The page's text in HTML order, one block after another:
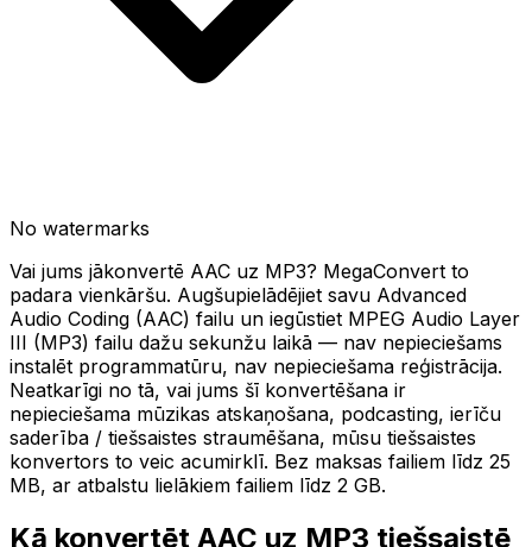
No watermarks
Vai jums jākonvertē AAC uz MP3? MegaConvert to
padara vienkāršu. Augšupielādējiet savu Advanced
Audio Coding (AAC) failu un iegūstiet MPEG Audio Layer
III (MP3) failu dažu sekunžu laikā — nav nepieciešams
instalēt programmatūru, nav nepieciešama reģistrācija.
Neatkarīgi no tā, vai jums šī konvertēšana ir
nepieciešama mūzikas atskaņošana, podcasting, ierīču
saderība / tiešsaistes straumēšana, mūsu tiešsaistes
konvertors to veic acumirklī. Bez maksas failiem līdz 25
MB, ar atbalstu lielākiem failiem līdz 2 GB.
Kā konvertēt AAC uz MP3 tiešsaistē